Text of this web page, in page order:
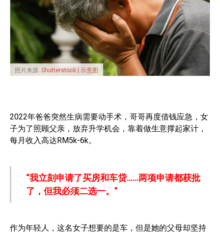
照片来源: Shutterstock | 示意图
2022年爸爸突然生病需要动手术，哥哥再度借钱应急，女
子为了照顾父亲，放弃升学机会，靠着做生意撑起家计，
每月收入高达RM5k-6k。
“我立刻申请了买房和车贷……两项申请都获批
了，但我必须二选一。”
作为年轻人，这名女子想要的是车，但是她的父母却坚持